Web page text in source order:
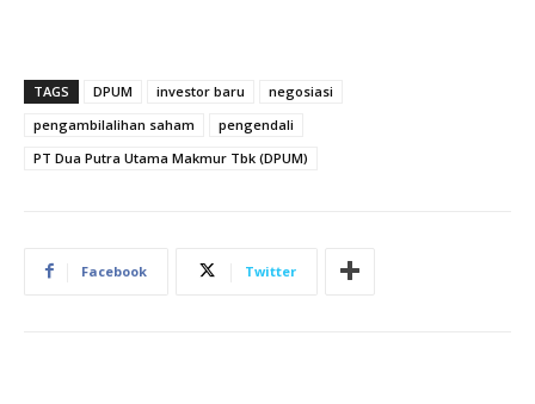
TAGS DPUM investor baru
negosiasi
pengambilalihan saham
pengendali
PT Dua Putra Utama Makmur Tbk (DPUM)
Facebook Twitter